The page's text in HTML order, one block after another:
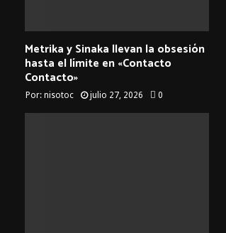
Metrika y Sinaka llevan la obsesión
hasta el límite en «Contacto
Contacto»
Por: nisotoc julio 27, 2026 0